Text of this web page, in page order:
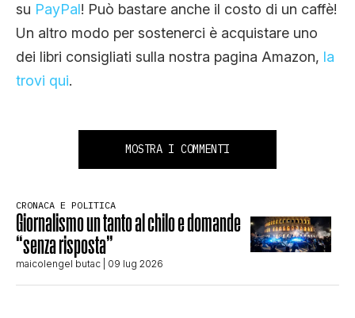
su PayPal! Può bastare anche il costo di un caffè!
Un altro modo per sostenerci è acquistare uno
dei libri consigliati sulla nostra pagina Amazon, la
trovi qui.
MOSTRA I COMMENTI
CRONACA E POLITICA
Giornalismo un tanto al chilo e domande
“senza risposta”
maicolengel butac | 09 lug 2026